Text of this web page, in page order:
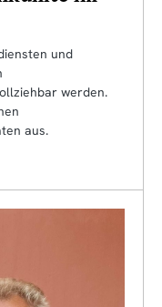
und
werden.
aus.